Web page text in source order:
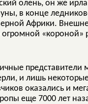
олень, он же
в конце
Африки.
«короной»
и лишь
оказались и
еще 7000 лет